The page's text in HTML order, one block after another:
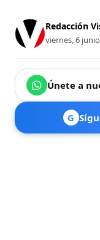
Redacción
viernes, 6
Únete a
G